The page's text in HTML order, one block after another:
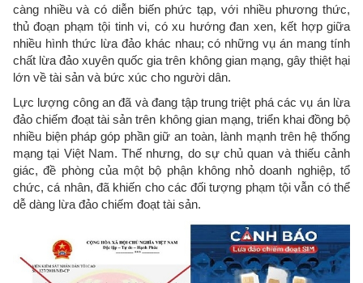
càng nhiều và có diễn biến phức tạp, với nhiều phương thức,
thủ đoạn phạm tội tinh vi, có xu hướng đan xen, kết hợp giữa
nhiều hình thức lừa đảo khác nhau; có những vụ án mang tính
chất lừa đảo xuyên quốc gia trên không gian mạng, gây thiệt hại
lớn về tài sản và bức xúc cho người dân.
Lực lượng công an đã và đang tập trung triệt phá các vụ án lừa
đảo chiếm đoạt tài sản trên không gian mạng, triển khai đồng bộ
nhiều biện pháp góp phần giữ an toàn, lành mạnh trên hệ thống
mạng tại Việt Nam. Thế nhưng, do sự chủ quan và thiếu cảnh
giác, đề phòng của một bộ phận không nhỏ doanh nghiệp, tổ
chức, cá nhân, đã khiến cho các đối tượng phạm tội vẫn có thể
dễ dàng lừa đảo chiếm đoạt tài sản.